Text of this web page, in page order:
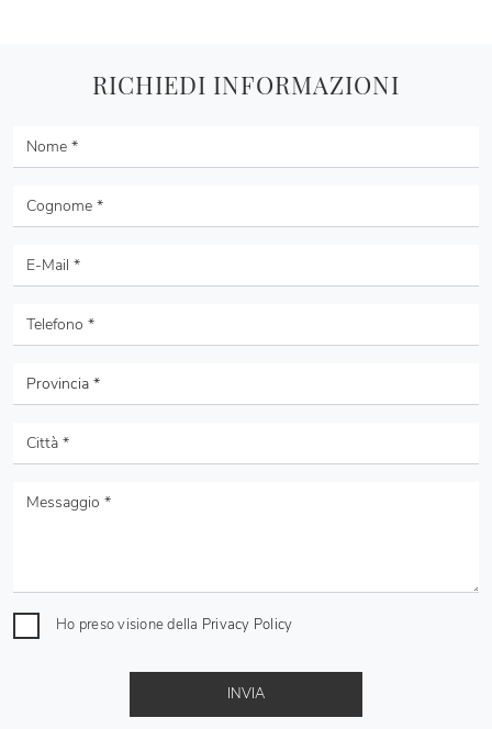
RICHIEDI INFORMAZIONI
Ho preso visione della Privacy Policy
INVIA